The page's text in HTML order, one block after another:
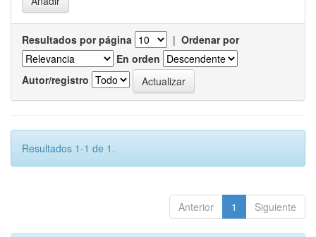
Resultados por página | Ordenar por
En orden
Autor/registro
Resultados 1-1 de 1.
Anterior 1 Siguiente